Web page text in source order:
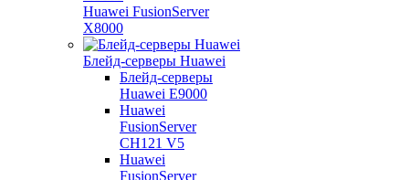
Huawei FusionServer
X8000
Блейд-серверы Huawei
Блейд-серверы
Huawei E9000
Huawei
FusionServer
CH121 V5
Huawei
FusionServer